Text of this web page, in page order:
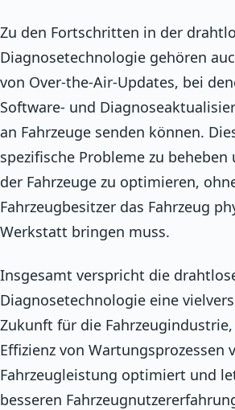
Zu den Fortschritten in der
Diagnosetechnologie gehören
von Over-the-Air-Updates, bei
Software- und
an Fahrzeuge senden können.
spezifische Probleme zu
der Fahrzeuge zu optimieren,
Fahrzeugbesitzer das Fahrzeug
Werkstatt bringen muss.
Insgesamt verspricht die
Diagnosetechnologie eine
Zukunft für die
Effizienz von Wartungsprozessen
Fahrzeugleistung optimiert und
besseren